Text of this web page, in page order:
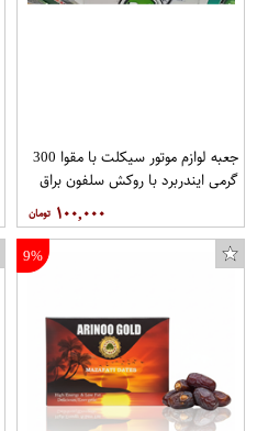
جعبه لوازم موتور سیکلت با مقوا 300
گرمی ایندربرد با روکش سلفون براق
۱۰۰,۰۰۰
9%